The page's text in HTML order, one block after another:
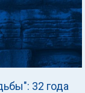
32 года